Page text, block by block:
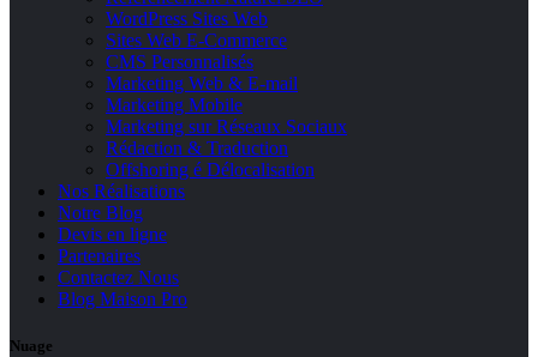
WordPress Sites Web
Sites Web E-Commerce
CMS Personnalisés
Marketing Web & E-mail
Marketing Mobile
Marketing sur Réseaux Sociaux
Rédaction & Traduction
Offshoring é Délocalisation
Nos Réalisations
Notre Blog
Devis en ligne
Partenaires
Contactez Nous
Blog Maison Pro
Nuage